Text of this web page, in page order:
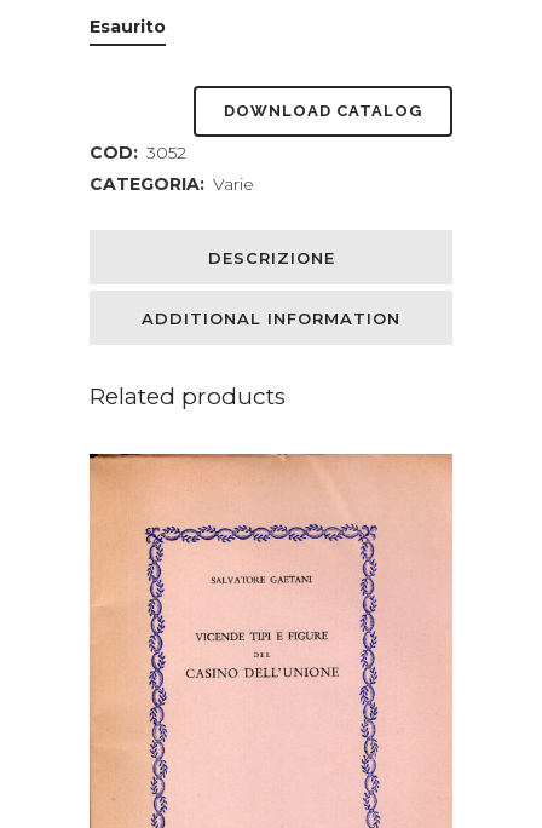
Esaurito
DOWNLOAD CATALOG
COD: 3052
CATEGORIA: Varie
DESCRIZIONE
ADDITIONAL INFORMATION
Related products